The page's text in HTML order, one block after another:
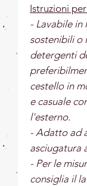
Istruzioni
- Lavabile in
sostenibili o
detergenti
cestello in
e casuale
l'esterno.
- Adatto ad
asciugatura
- Per le
consiglia il